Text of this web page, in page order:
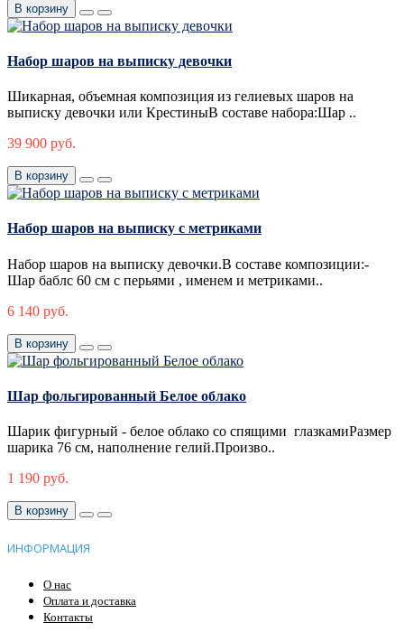
В корзину
Набор шаров на выписку девочки
Шикарная, объемная композиция из гелиевых шаров на
выписку девочки или КрестиныВ составе набора:Шар ..
39 900 руб.
В корзину
Набор шаров на выписку с метриками
Набор шаров на выписку девочки.В составе композиции:-
Шар баблс 60 см с перьями , именем и метриками..
6 140 руб.
В корзину
Шар фольгированный Белое облако
Шарик фигурный - белое облако со спящими глазкамиРазмер
шарика 76 см, наполнение гелий.Произво..
1 190 руб.
В корзину
ИНФОРМАЦИЯ
О нас
Оплата и доставка
Контакты